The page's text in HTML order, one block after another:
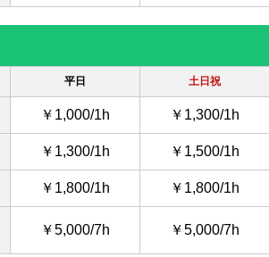
平日 土日祝
￥1,000/1h ￥1,300/1h
￥1,300/1h ￥1,500/1h
￥1,800/1h ￥1,800/1h
￥5,000/7h ￥5,000/7h